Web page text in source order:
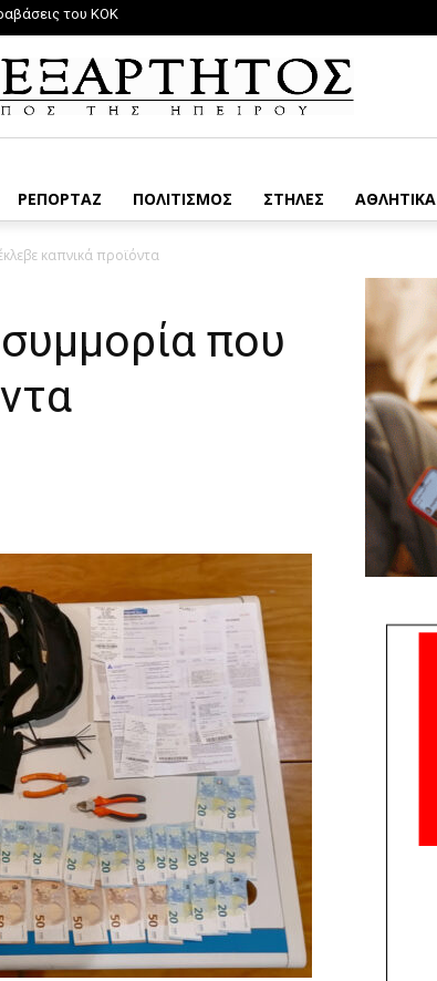
του ΚΟΚ
ΡΕΠΟΡΤΑΖ ΠΟΛΙΤΙΣΜΟΣ ΣΤΗΛΕΣ ΑΘΛΗΤΙΚΑ
καπνικά προϊόντα
που